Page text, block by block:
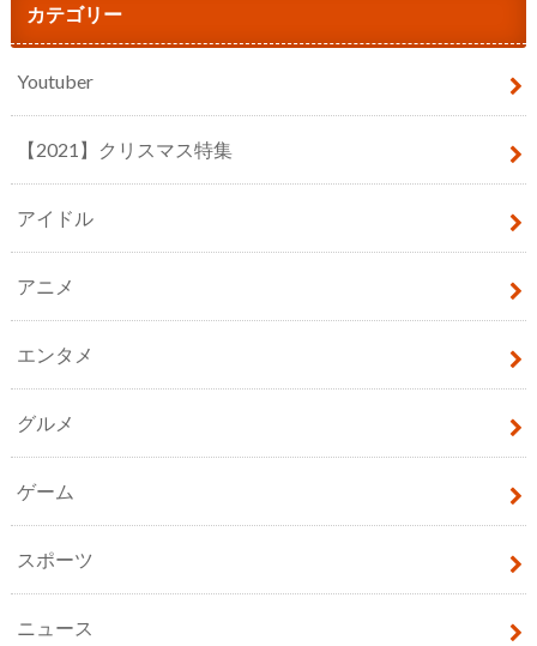
カテゴリー
Youtuber
【2021】クリスマス特集
アイドル
アニメ
エンタメ
グルメ
ゲーム
スポーツ
ニュース